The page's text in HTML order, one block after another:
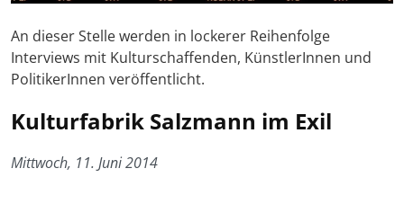
An dieser Stelle werden in lockerer Reihenfolge
Interviews mit Kulturschaffenden, KünstlerInnen und
PolitikerInnen veröffentlicht.
Kulturfabrik Salzmann im Exil
Mittwoch, 11. Juni 2014